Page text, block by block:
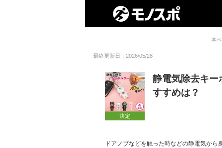
本
最終更新日：2026/05/28
決定
静電気除去キー
すすめは？
ドアノブなどを触った時などの静電気か